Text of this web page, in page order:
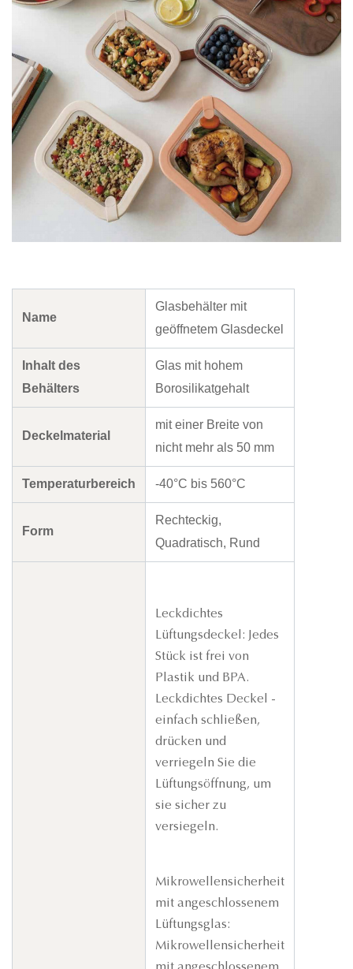
Name
Glasbehälter mit
geöffnetem Glasdeckel
Inhalt des
Behälters
Glas mit hohem
Borosilikatgehalt
Deckelmaterial
mit einer Breite von
nicht mehr als 50 mm
Temperaturbereich -40°C bis 560°C
Form
Rechteckig,
Quadratisch, Rund
Leckdichtes
Lüftungsdeckel: Jedes
Stück ist frei von
Plastik und BPA.
Leckdichtes Deckel -
einfach schließen,
drücken und
verriegeln Sie die
Lüftungsöffnung, um
sie sicher zu
versiegeln.
Mikrowellensicherheit
mit angeschlossenem
Lüftungsglas:
Mikrowellensicherheit